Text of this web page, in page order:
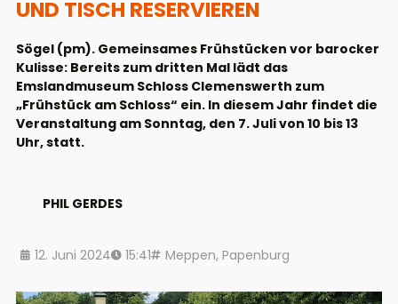
UND TISCH RESERVIEREN
Sögel (pm). Gemeinsames Frühstücken vor barocker
Kulisse: Bereits zum dritten Mal lädt das
Emslandmuseum Schloss Clemenswerth zum
„Frühstück am Schloss“ ein. In diesem Jahr findet die
Veranstaltung am Sonntag, den 7. Juli von 10 bis 13
Uhr, statt.
PHIL GERDES
12. Juni 2024 15:41 Meppen, Papenburg